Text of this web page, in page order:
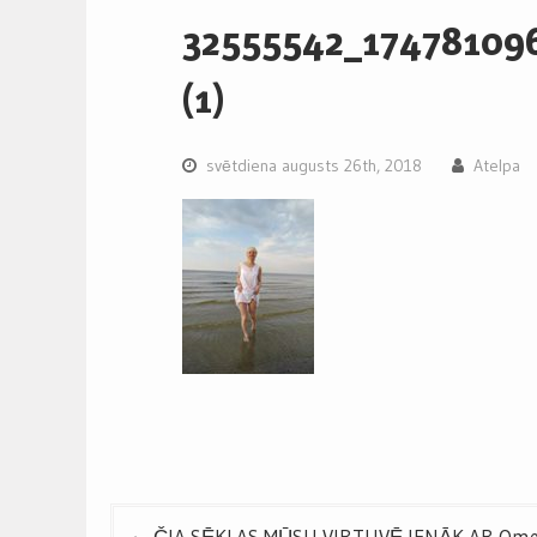
(1)
svētdiena augusts 26th, 2018 Atelpa
Post